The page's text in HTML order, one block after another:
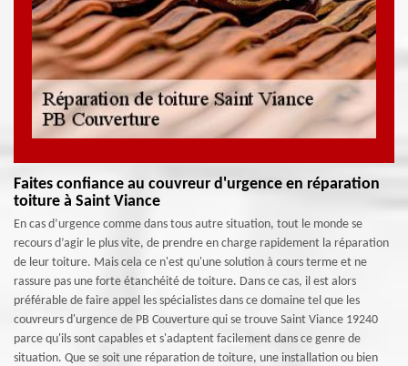
Faites confiance au couvreur d'urgence en réparation
toiture à Saint Viance
En cas d’urgence comme dans tous autre situation, tout le monde se
recours d’agir le plus vite, de prendre en charge rapidement la réparation
de leur toiture. Mais cela ce n'est qu'une solution à cours terme et ne
rassure pas une forte étanchéité de toiture. Dans ce cas, il est alors
préférable de faire appel les spécialistes dans ce domaine tel que les
couvreurs d'urgence de PB Couverture qui se trouve Saint Viance 19240
parce qu'ils sont capables et s'adaptent facilement dans ce genre de
situation. Que se soit une réparation de toiture, une installation ou bien